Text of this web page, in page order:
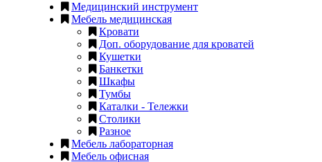
Медицинский инструмент
Мебель медицинская
Кровати
Доп. оборудование для кроватей
Кушетки
Банкетки
Шкафы
Тумбы
Каталки - Тележки
Столики
Разное
Мебель лабораторная
Мебель офисная